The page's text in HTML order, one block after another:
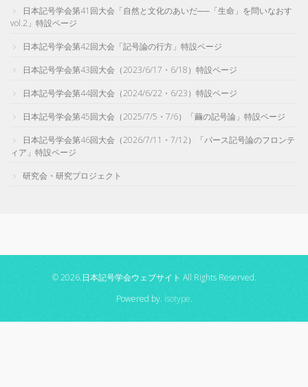
日本記号学会第41回大会「自然と文化のあいだ──「生命」を問いなおす
vol.2」特設ページ
日本記号学会第42回大会「記号論の行方」特設ページ
日本記号学会第43回大会（2023/6/17・6/18）特設ページ
日本記号学会第44回大会（2024/6/22・6/23）特設ページ
日本記号学会第45回大会（2025/7/5・7/6）「繭の記号論」特設ページ
日本記号学会第46回大会（2026/7/11・7/12）「パース記号論のフロンテ
ィア」特設ページ
研究会・研究プロジェクト
© 2026.日本記号学会ウェブサイト All Rights Reserved.
Powered by. isotype.